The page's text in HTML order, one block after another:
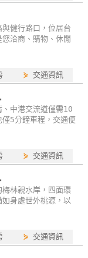
健行路口，位居台
洽商、購物、休閒
⋟ 交通資訊
中港交流道僅需10
5分鐘車程，交通便
⋟ 交通資訊
林親水岸，四面環
身處世外桃源，以
⋟ 交通資訊